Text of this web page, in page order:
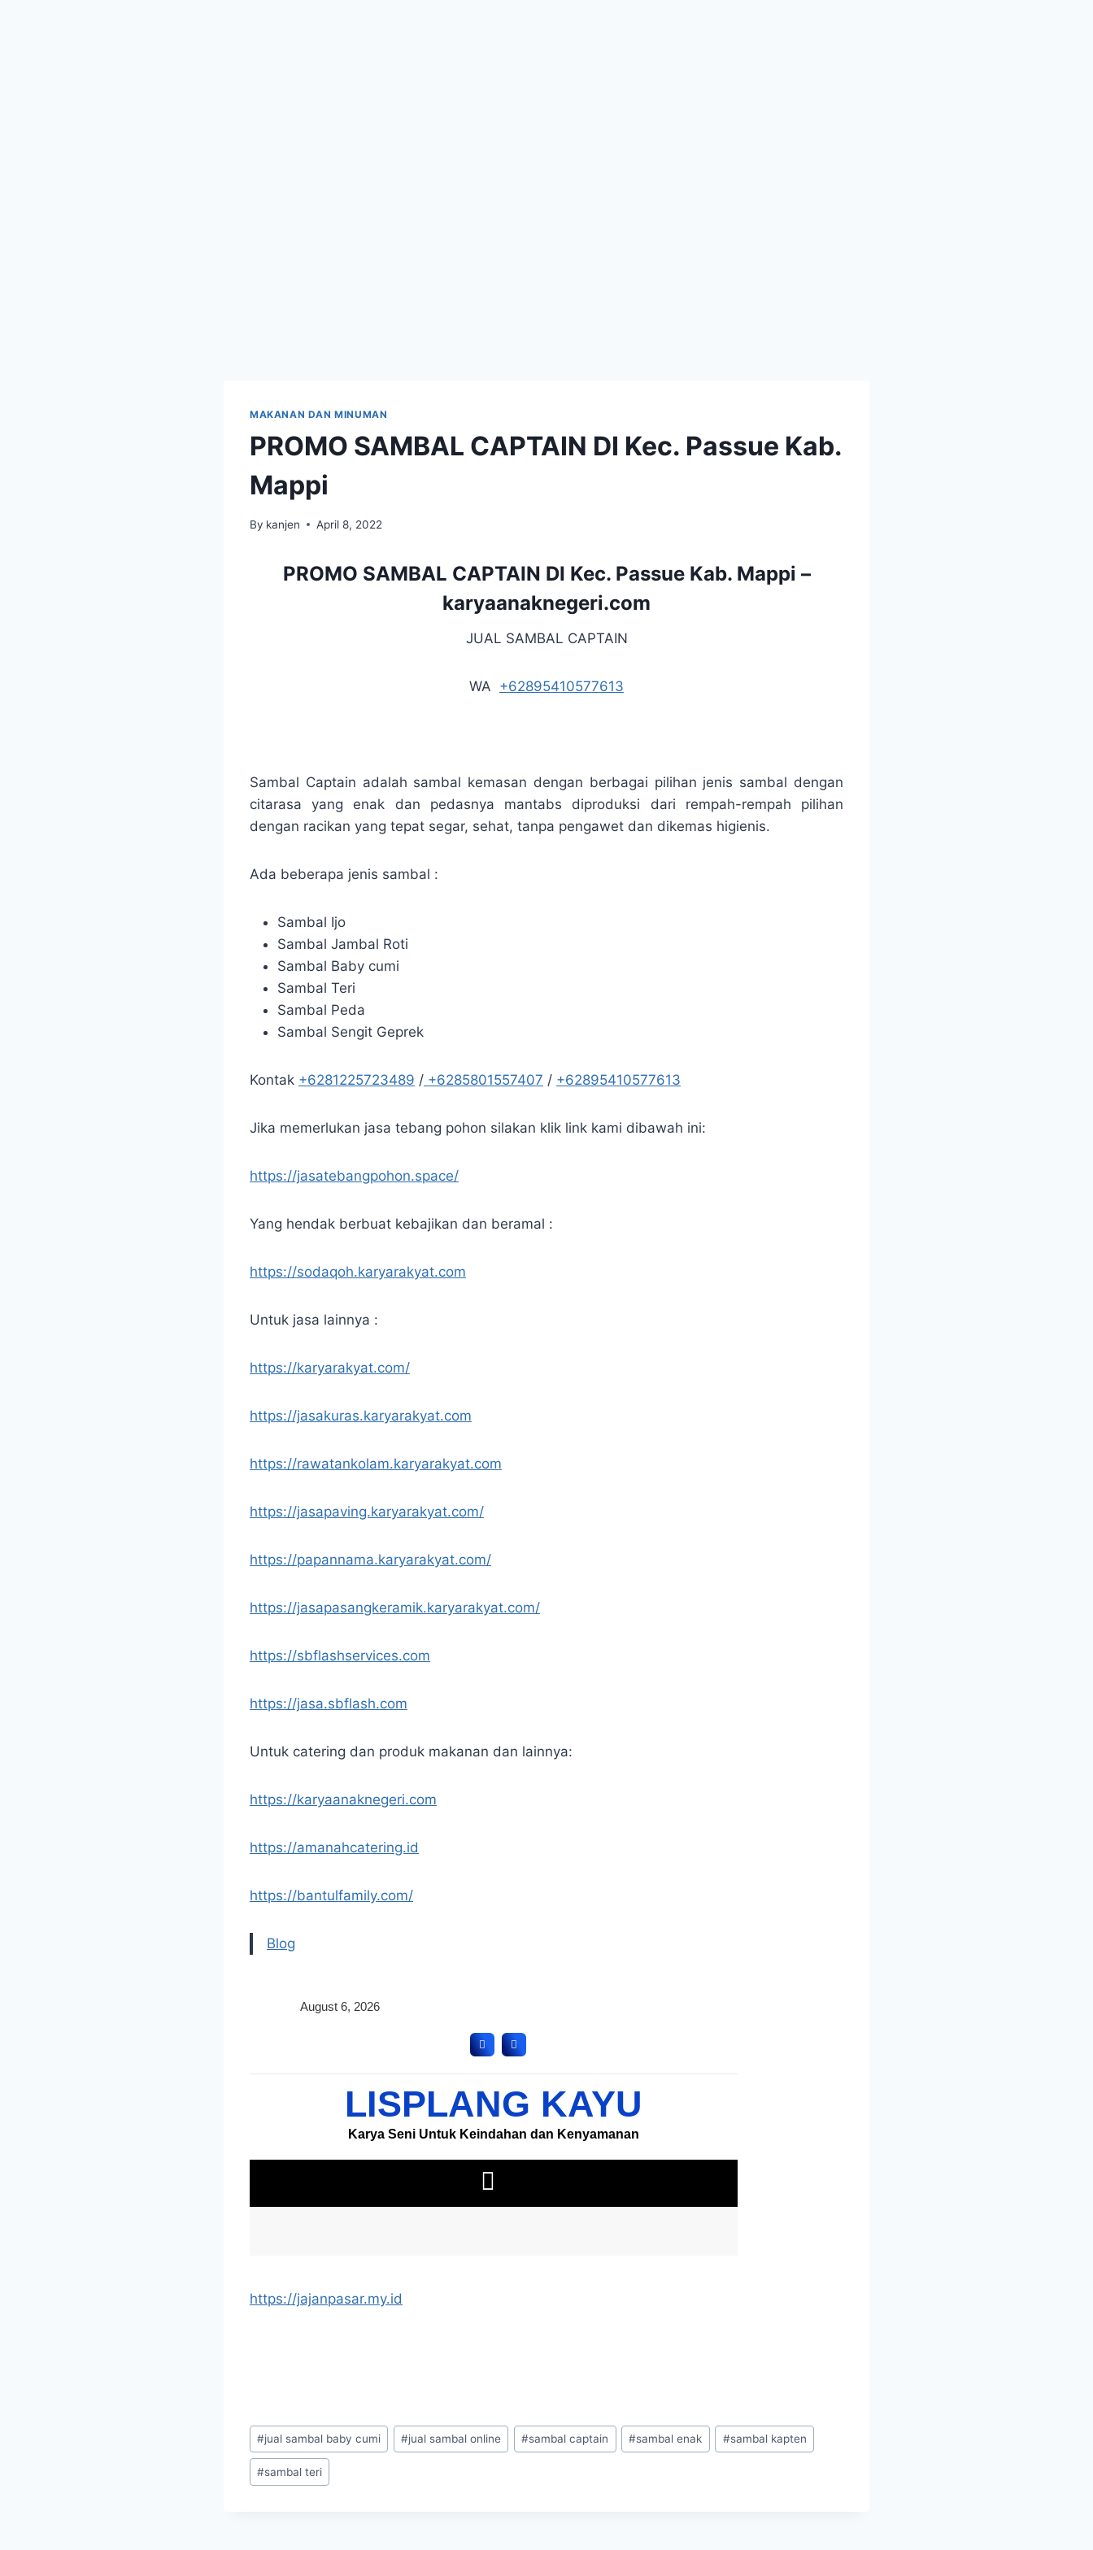
MAKANAN DAN MINUMAN
PROMO SAMBAL CAPTAIN DI Kec. Passue Kab.
Mappi
By kanjen April 8, 2022
PROMO SAMBAL CAPTAIN DI Kec. Passue Kab. Mappi –
karyaanaknegeri.com
JUAL SAMBAL CAPTAIN
WA +62895410577613
Sambal Captain adalah sambal kemasan dengan berbagai pilihan jenis sambal dengan
citarasa yang enak dan pedasnya mantabs diproduksi dari rempah-rempah pilihan
dengan racikan yang tepat segar, sehat, tanpa pengawet dan dikemas higienis.
Ada beberapa jenis sambal :
Sambal Ijo
Sambal Jambal Roti
Sambal Baby cumi
Sambal Teri
Sambal Peda
Sambal Sengit Geprek
Kontak +6281225723489 / +6285801557407 / +62895410577613
Jika memerlukan jasa tebang pohon silakan klik link kami dibawah ini:
https://jasatebangpohon.space/
Yang hendak berbuat kebajikan dan beramal :
https://sodaqoh.karyarakyat.com
Untuk jasa lainnya :
https://karyarakyat.com/
https://jasakuras.karyarakyat.com
https://rawatankolam.karyarakyat.com
https://jasapaving.karyarakyat.com/
https://papannama.karyarakyat.com/
https://jasapasangkeramik.karyarakyat.com/
https://sbflashservices.com
https://jasa.sbflash.com
Untuk catering dan produk makanan dan lainnya:
https://karyaanaknegeri.com
https://amanahcatering.id
https://bantulfamily.com/
Blog
https://jajanpasar.my.id
#jual sambal baby cumi #jual sambal online #sambal captain #sambal enak #sambal kapten
#sambal teri